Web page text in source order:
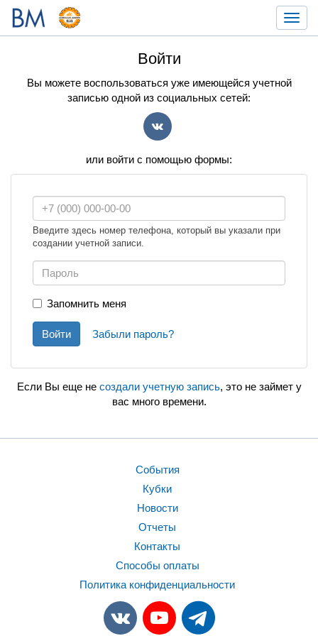
Войти
Вы можете воспользоваться уже имеющейся учетной
записью одной из социальных сетей:
или войти с помощью формы:
Введите здесь номер телефона, который вы указали при
создании учетной записи.
Запомнить меня
Войти Забыли пароль?
Если Вы еще не создали учетную запись, это не займет у
вас много времени.
События
Кубки
Новости
Отчеты
Контакты
Способы оплаты
Политика конфиденциальности